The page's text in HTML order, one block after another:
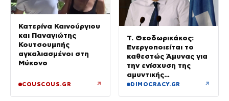
Κατερίνα Καινούργιου
και Παναγιώτης
Κουτσουμπής
αγκαλιασμένοι στη
Μύκονο
COUSCOUS.GR ↗
Τ. Θεοδωρικάκος:
Ενεργοποιείται το
καθεστώς Άμυνας για
την ενίσχυση της
αμυντικής
βιομηχανίας
DIMOCRACY.GR ↗